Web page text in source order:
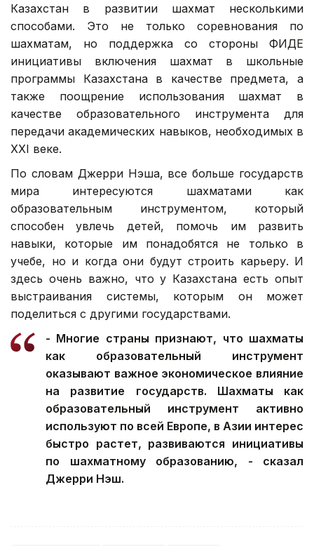
Казахстан в развитии шахмат несколькими
способами. Это не только соревнования по
шахматам, но поддержка со стороны ФИДЕ
инициативы включения шахмат в школьные
программы Казахстана в качестве предмета, а
также поощрение использования шахмат в
качестве образовательного инструмента для
передачи академических навыков, необходимых в
XXI веке.
По словам Джерри Нэша, все больше государств
мира интересуются шахматами как
образовательным инструментом, который
способен увлечь детей, помочь им развить
навыки, которые им понадобятся не только в
учебе, но и когда они будут строить карьеру. И
здесь очень важно, что у Казахстана есть опыт
выстраивания системы, которым он может
поделиться с другими государствами.
- Многие страны признают, что шахматы
как образовательный инструмент
оказывают важное экономическое влияние
на развитие государств. Шахматы как
образовательный инструмент активно
используют по всей Европе, в Азии интерес
быстро растет, развиваются инициативы
по шахматному образованию, - сказал
Джерри Нэш.